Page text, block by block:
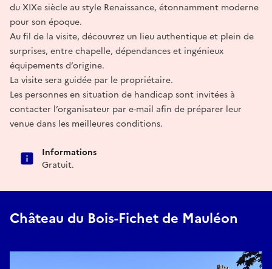
du XIXe siècle au style Renaissance, étonnamment moderne
pour son époque.
Au fil de la visite, découvrez un lieu authentique et plein de
surprises, entre chapelle, dépendances et ingénieux
équipements d’origine.
La visite sera guidée par le propriétaire.
Les personnes en situation de handicap sont invitées à
contacter l’organisateur par e-mail afin de préparer leur
venue dans les meilleures conditions.
Informations
Gratuit.
Château du Bois-Fichet de Mauléon